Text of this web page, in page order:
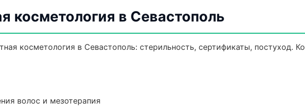
косметология в Севастополь
косметология в Севастополь: стерильность, сертификаты, постуход.
волос и мезотерапия